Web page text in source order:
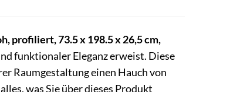
profiliert, 73.5 x 198.5 x 26,5 cm,
funktionaler Eleganz erweist. Diese
Raumgestaltung einen Hauch von
was Sie über dieses Produkt